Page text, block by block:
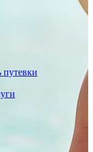
путевки